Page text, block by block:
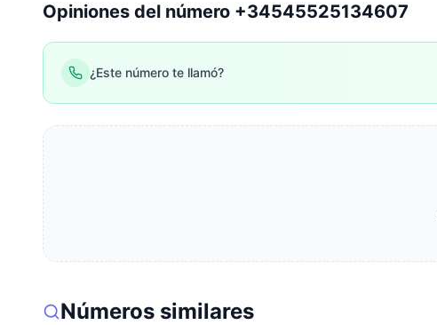
Opiniones del número +34545525134607
¿Este número te llamó?
Números similares